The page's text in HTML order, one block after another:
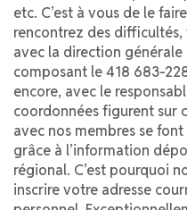
etc. C’est à vous de le
rencontrez des
avec la direction
composant le 418 683-
encore, avec le
coordonnées figurent sur
avec nos membres se
grâce à l’information
régional. C’est pourquoi
inscrire votre adresse